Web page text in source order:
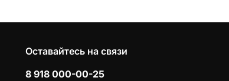
Оставайтесь на связи
8 918 000-00-25